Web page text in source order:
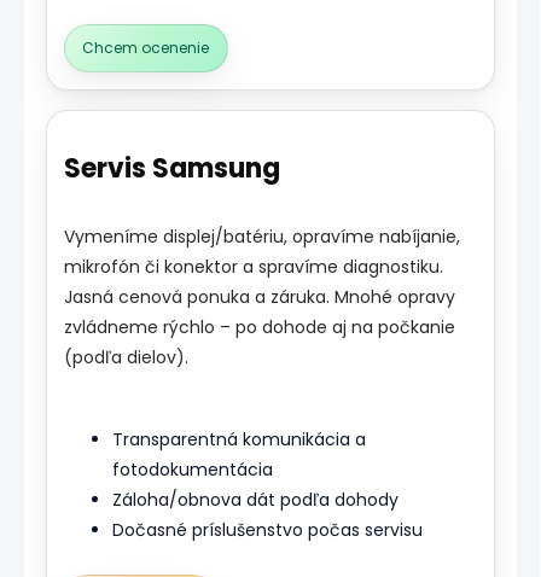
Chcem ocenenie
Servis Samsung
Vymeníme displej/batériu, opravíme nabíjanie,
mikrofón či konektor a spravíme diagnostiku.
Jasná cenová ponuka a záruka. Mnohé opravy
zvládneme rýchlo – po dohode aj na počkanie
(podľa dielov).
Transparentná komunikácia a
fotodokumentácia
Záloha/obnova dát podľa dohody
Dočasné príslušenstvo počas servisu